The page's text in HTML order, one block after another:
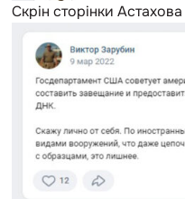
Скрін сторінки Астахова